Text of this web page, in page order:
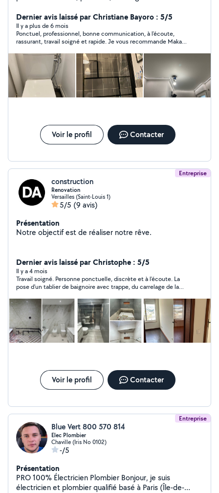
Dernier avis laissé par Christiane Bayoro : 5/5
Il y a plus de 6 mois
Ponctuel, professionnel, bonne communication, à l'écoute,
rassurant, travail soigné et rapide. Je vous recommande Makan
Voir le profil Contacter
Entreprise
construction
Renovation
Versailles (Saint-Louis 1)
5/5 (9 avis)
Présentation
Notre objectif est de réaliser notre rêve.
Dernier avis laissé par Christophe : 5/5
Il y a 4 mois
Travail soigné. Personne ponctuelle, discrète et à l'écoute. La
pose d'un tablier de baignoire avec trappe, du carrelage de la
déroulée sur 2 jours avec un résultat de qualité. Je ferai de
nouveau appel à eux.
Voir le profil Contacter
Entreprise
Blue Vert 800 570 814
Elec Plombier
Chaville (Iris No 0102)
-/5
Présentation
PRO 100% Électricien Plombier Bonjour, je suis
électricien et plombier qualifié basé à Paris (Île-de-